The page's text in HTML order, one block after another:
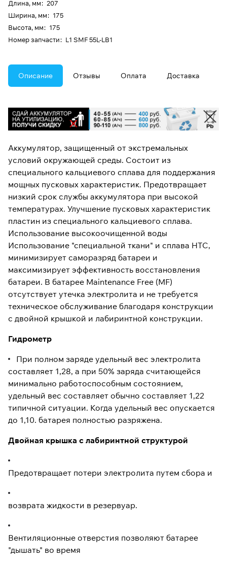
Длина, мм: 207
Ширина, мм: 175
Высота, мм: 175
Номер запчасти: L1 SMF 55L-LB1
Описание Отзывы Оплата Доставка
Аккумулятор, защищенный от экстремальных
условий окружающей среды. Состоит из
специального кальциевого сплава для поддержания
мощных пусковых характеристик. Предотвращает
низкий срок службы аккумулятора при высокой
температурах. Улучшение пусковых характеристик
пластин из специального кальциевого сплава.
Использование высокоочищенной воды
Использование "специальной ткани" и сплава HTC,
минимизирует саморазряд батареи и
максимизирует эффективность восстановления
батареи. В батарее Maintenance Free (MF)
отсутствует утечка электролита и не требуется
техническое обслуживание благодаря конструкции
с двойной крышкой и лабиринтной конструкции.
Гидрометр
При полном заряде удельный вес электролита
составляет 1,28, а при 50% заряда считающейся
минимально работоспособным состоянием,
удельный вес составляет обычно составляет 1,22
типичной ситуации. Когда удельный вес опускается
до 1,10. батарея полностью разряжена.
Двойная крышка с лабиринтной структурой
Предотвращает потери электролита путем сбора и
возврата жидкости в резервуар.
Вентиляционные отверстия позволяют батарее
"дышать" во время